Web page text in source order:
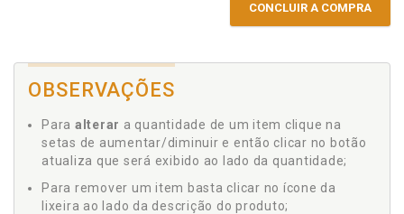
CONCLUIR A COMPRA
OBSERVAÇÕES
Para alterar a quantidade de um item clique na
setas de aumentar/diminuir e então clicar no botão
atualiza que será exibido ao lado da quantidade;
Para remover um item basta clicar no ícone da
lixeira ao lado da descrição do produto;